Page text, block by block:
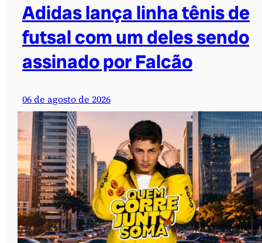
Adidas lança linha tênis de
futsal com um deles sendo
assinado por Falcão
06 de agosto de 2026